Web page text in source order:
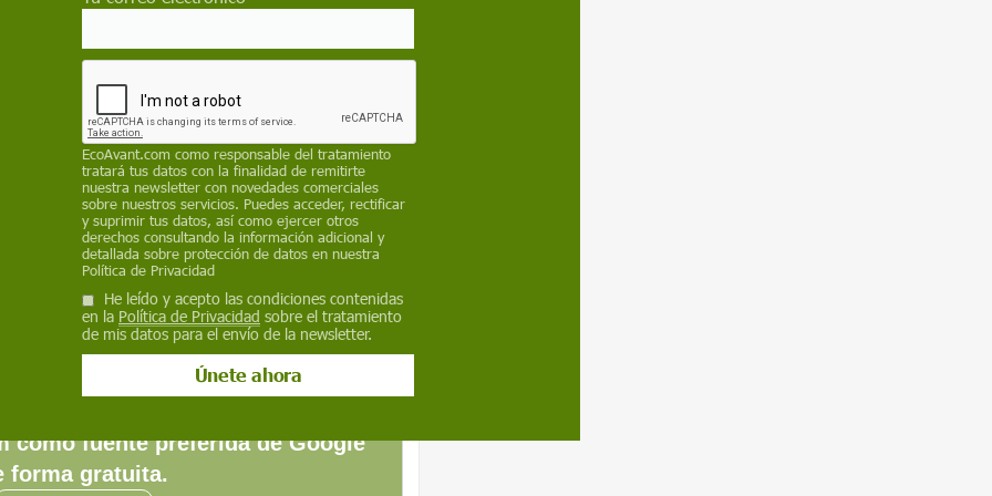
el primer ejemplo exitoso de hilado
diseñado un procedimiento que
mecanismos moleculares del hilado de
permitir la producción industrial de seda
de biomateriales o para la fabricación
investigadores de la Universidad de
y del Real Instituto de Tecnología KTH
Donghua (China) y la de Oxford (Reino
como fuente preferida de Google
forma gratuita.
EcoAvant.com como responsable del tratamiento
tratará tus datos con la finalidad de remitirte
nuestra newsletter con novedades comerciales
sobre nuestros servicios. Puedes acceder, rectificar
y suprimir tus datos, así como ejercer otros
derechos consultando la información adicional y
detallada sobre protección de datos en nuestra
Política de Privacidad
He leído y acepto las condiciones contenidas
en la Política de Privacidad sobre el tratamiento
de mis datos para el envío de la newsletter.